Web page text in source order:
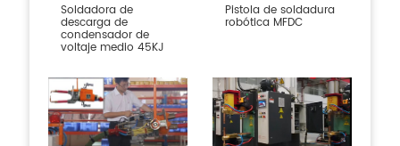
Soldadora de
descarga de
condensador de
voltaje medio 45KJ
Pistola de soldadura
robótica MFDC